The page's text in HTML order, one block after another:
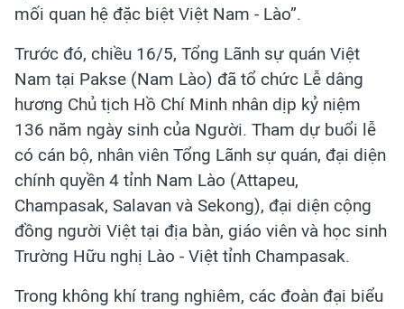
mối quan hệ đặc biệt Việt Nam - Lào”.
Trước đó, chiều 16/5, Tổng Lãnh sự quán Việt
Nam tại Pakse (Nam Lào) đã tổ chức Lễ dâng
hương Chủ tịch Hồ Chí Minh nhân dịp kỷ niệm
136 năm ngày sinh của Người. Tham dự buổi lễ
có cán bộ, nhân viên Tổng Lãnh sự quán, đại diện
chính quyền 4 tỉnh Nam Lào (Attapeu,
Champasak, Salavan và Sekong), đại diện cộng
đồng người Việt tại địa bàn, giáo viên và học sinh
Trường Hữu nghị Lào - Việt tỉnh Champasak.
Trong không khí trang nghiêm, các đoàn đại biểu